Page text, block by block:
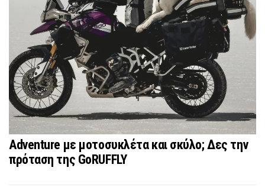
Adventure με μοτοσυκλέτα και σκύλο; Δες την
πρόταση της GoRUFFLY